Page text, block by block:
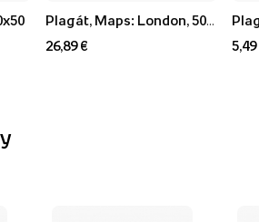
26,89 €
5,49